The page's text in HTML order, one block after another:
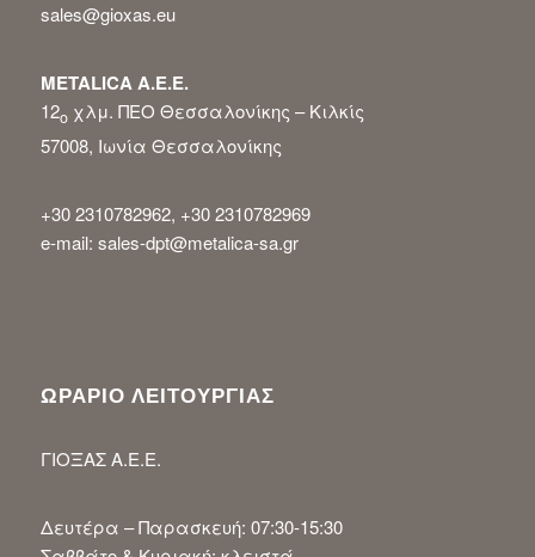
sales@gioxas.eu
METALICA Α.Ε.Ε.
12ο χλμ. ΠΕΟ Θεσσαλονίκης – Κιλκίς
57008, Ιωνία Θεσσαλονίκης
+30 2310782962, +30 2310782969
e-mail: sales-dpt@metalica-sa.gr
ΩΡΑΡΙΟ ΛΕΙΤΟΥΡΓΙΑΣ
ΓΙΟΞΑΣ Α.Ε.Ε.
Δευτέρα – Παρασκευή: 07:30-15:30